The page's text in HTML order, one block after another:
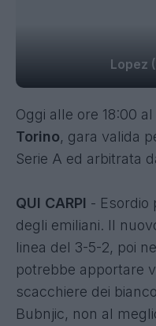
Lopez
Oggi alle ore 18:00
Torino, gara valida
Serie A ed arbitrata
QUI CARPI - Esordio
degli emiliani. Il
linea del 3-5-2, poi
potrebbe apportare
scacchiere dei
Bubnjic, non al